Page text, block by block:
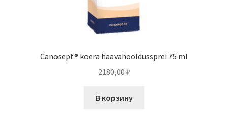
Canosept® koera haavahooldussprei 75 ml
2180,00 ₽
В корзину